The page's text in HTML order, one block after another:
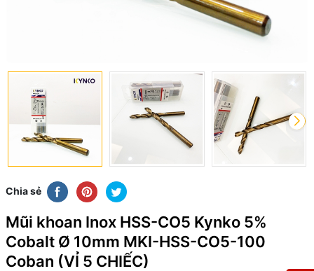
Chia sẻ
Mũi khoan Inox HSS-CO5 Kynko 5%
Cobalt Ø 10mm MKI-HSS-CO5-100
Coban (VỈ 5 CHIẾC)